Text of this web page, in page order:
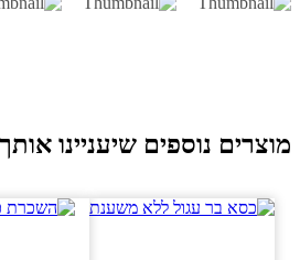
נוספים שיעניינו אותך